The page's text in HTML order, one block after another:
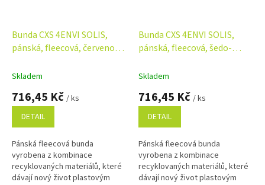
Bunda CXS 4ENVI SOLIS,
pánská, fleecová, červeno-
Skladem
716,45 Kč / ks
DETAIL
Pánská fleecová bunda
vyrobena z kombinace
recyklovaných materiálů, které
dávají nový život plastovým
Bunda CXS 4ENVI SOLIS,
pánská, fleecová, šedo-
Skladem
716,45 Kč / ks
DETAIL
Pánská fleecová bunda
vyrobena z kombinace
recyklovaných materiálů, které
dávají nový život plastovým